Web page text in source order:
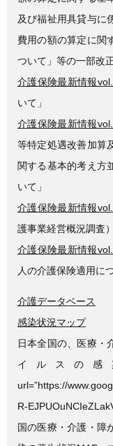
及び福祉用具貸与に
費用の額の算定に関
ついて」等の一部改
介護保険最新情報
いて」
介護保険最新情報
等特定処遇改善加算
関する基本的考え方
いて」
介護保険最新情報
護事業経営概況調査
介護保険最新情報
人の介護保険適用に
介護データベース
感染状況マップ
日本全国の、医療・
イルスの感
url=”https://
R-
国の医療・介護・障